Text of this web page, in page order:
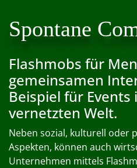
Spontane
Flashmobs für
gemeinsamen
Beispiel für
vernetzten Welt.
Neben sozial, kulturell oder
Aspekten, können auch
Unternehmen mittels